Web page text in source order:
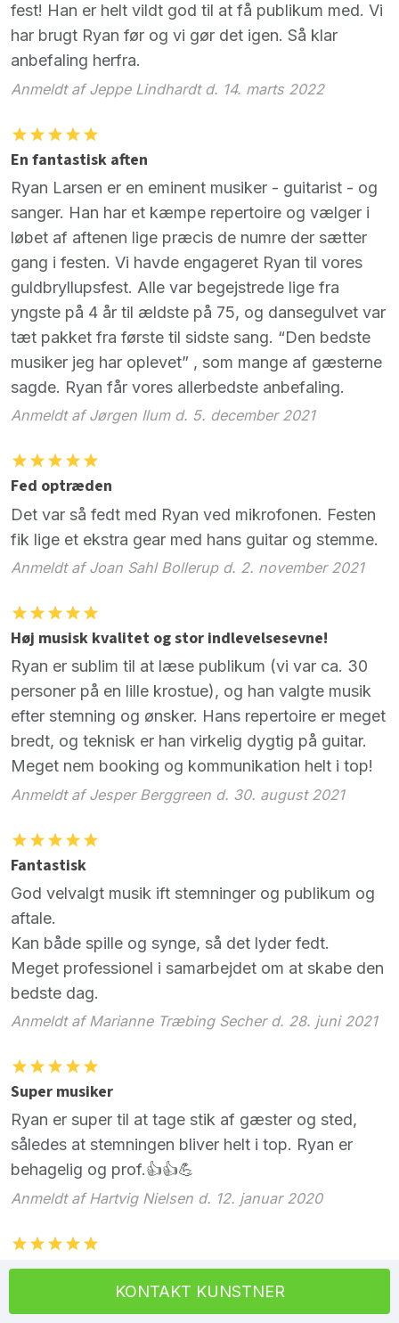
KONTAKT KUNSTNER
fest! Han er helt vildt god til at få publikum med. Vi
har brugt Ryan før og vi gør det igen. Så klar
anbefaling herfra.
Anmeldt af Jeppe Lindhardt d. 14. marts 2022
En fantastisk aften
Ryan Larsen er en eminent musiker - guitarist - og
sanger. Han har et kæmpe repertoire og vælger i
løbet af aftenen lige præcis de numre der sætter
gang i festen. Vi havde engageret Ryan til vores
guldbryllupsfest. Alle var begejstrede lige fra
yngste på 4 år til ældste på 75, og dansegulvet var
tæt pakket fra første til sidste sang. “Den bedste
musiker jeg har oplevet” , som mange af gæsterne
sagde. Ryan får vores allerbedste anbefaling.
Anmeldt af Jørgen Ilum d. 5. december 2021
Fed optræden
Det var så fedt med Ryan ved mikrofonen. Festen
fik lige et ekstra gear med hans guitar og stemme.
Anmeldt af Joan Sahl Bollerup d. 2. november 2021
Høj musisk kvalitet og stor indlevelsesevne!
Ryan er sublim til at læse publikum (vi var ca. 30
personer på en lille krostue), og han valgte musik
efter stemning og ønsker. Hans repertoire er meget
bredt, og teknisk er han virkelig dygtig på guitar.
Meget nem booking og kommunikation helt i top!
Anmeldt af Jesper Berggreen d. 30. august 2021
Fantastisk
God velvalgt musik ift stemninger og publikum og
aftale.
Kan både spille og synge, så det lyder fedt.
Meget professionel i samarbejdet om at skabe den
bedste dag.
Anmeldt af Marianne Træbing Secher d. 28. juni 2021
Super musiker
Ryan er super til at tage stik af gæster og sted,
således at stemningen bliver helt i top. Ryan er
behagelig og prof.👍👍💪
Anmeldt af Hartvig Nielsen d. 12. januar 2020
Bryllup
Jeg havde booket Ryan som en overraskelse til